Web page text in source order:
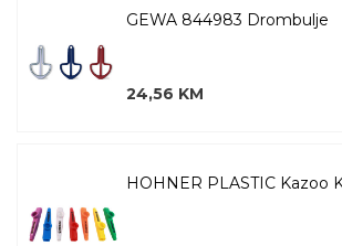
GEWA 844983 Drombulje
24,56 KM
HOHNER PLASTIC Kazoo